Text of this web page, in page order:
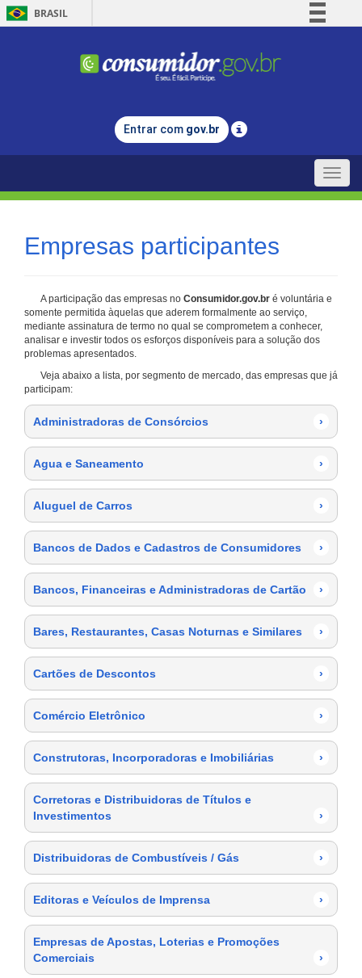
BRASIL
Comunica BR
Legislação
Entrar com gov.br
Toggle
Empresas participantes
A participação das empresas no Consumidor.gov.br é voluntária e
somente permitida àquelas que aderem formalmente ao serviço,
mediante assinatura de termo no qual se comprometem a conhecer,
analisar e investir todos os esforços disponíveis para a solução dos
problemas apresentados.
Veja abaixo a lista, por segmento de mercado, das empresas que já
participam:
Administradoras de Consórcios ›
Agua e Saneamento ›
Aluguel de Carros ›
Bancos de Dados e Cadastros de Consumidores ›
Bancos, Financeiras e Administradoras de Cartão ›
Bares, Restaurantes, Casas Noturnas e Similares ›
Cartões de Descontos ›
Comércio Eletrônico ›
Construtoras, Incorporadoras e Imobiliárias ›
Corretoras e Distribuidoras de Títulos e
Investimentos
›
Distribuidoras de Combustíveis / Gás ›
Editoras e Veículos de Imprensa ›
Empresas de Apostas, Loterias e Promoções
Comerciais
›